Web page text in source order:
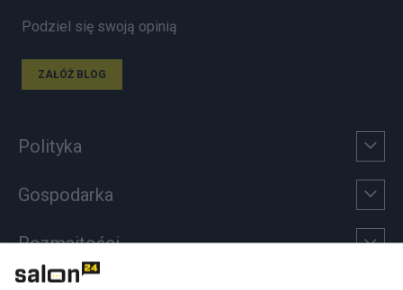
Podziel się swoją opinią
ZAŁÓŻ BLOG
Polityka
Gospodarka
Rozmaitości